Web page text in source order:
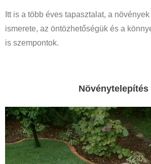
Itt is a több éves tapasztalat, a
ismerete, az öntözhetőségük és a
is szempontok.
Növénytelepítés